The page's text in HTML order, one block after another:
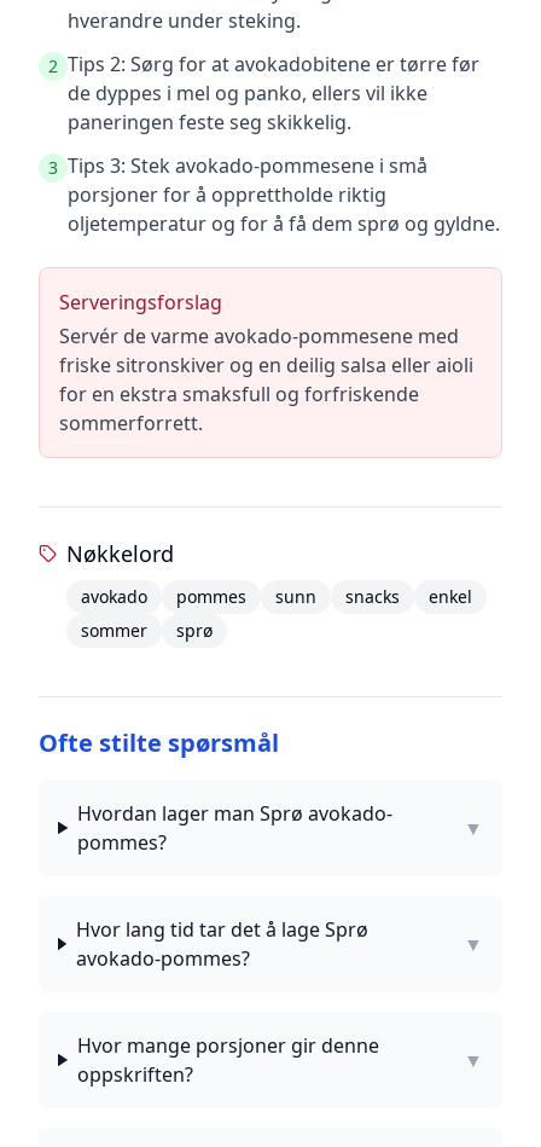
hverandre under steking.
2 Tips 2: Sørg for at avokadobitene er tørre før
de dyppes i mel og panko, ellers vil ikke
paneringen feste seg skikkelig.
3 Tips 3: Stek avokado-pommesene i små
porsjoner for å opprettholde riktig
oljetemperatur og for å få dem sprø og gyldne.
Serveringsforslag
Servér de varme avokado-pommesene med
friske sitronskiver og en deilig salsa eller aioli
for en ekstra smaksfull og forfriskende
sommerforrett.
Nøkkelord
avokado pommes sunn snacks
enkel
sommer
sprø
Ofte stilte spørsmål
Hvordan lager man Sprø avokado-
pommes?
▼
Hvor lang tid tar det å lage Sprø
avokado-pommes?
▼
Hvor mange porsjoner gir denne
oppskriften?
▼